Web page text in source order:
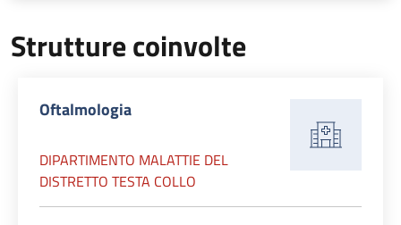
Strutture coinvolte
Oftalmologia
DIPARTIMENTO MALATTIE DEL
DISTRETTO TESTA COLLO